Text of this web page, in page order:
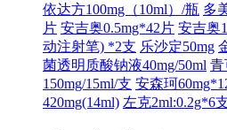
依达方100mg（10ml）/瓶 多
片 安吉奥0.5mg*42片 安吉奥
动注射笔) *2支 乐沙定50mg
菌透明质酸钠液40mg/50ml 青
150mg/15ml/支 安森珂
420mg(14ml) 左克2ml:0.2g*6